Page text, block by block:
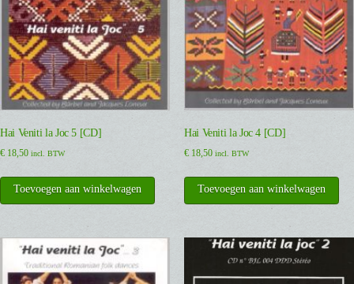
Hai Veniti la Joc 5 [CD]
€ 18,50 incl. BTW
Toevoegen aan winkelwagen
Hai Veniti la Joc 4 [CD]
€18,50 incl. BTW
Toevoegen aan winkelwagen